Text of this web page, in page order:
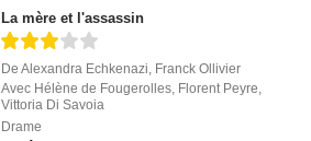
La mère et l'assassin
DeAlexandra Echkenazi, Franck Ollivier
Avec Hélène de Fougerolles, Florent Peyre,
Vittoria Di Savoia
Drame